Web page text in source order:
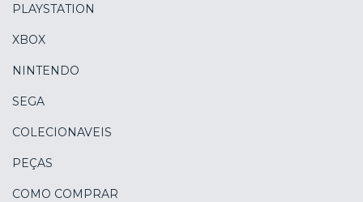
PLAYSTATION
XBOX
NINTENDO
SEGA
COLECIONAVEIS
PEÇAS
COMO COMPRAR